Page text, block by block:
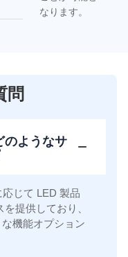
なります。
問
のようなサ
じて LED 製品
提供しており、
機能オプション